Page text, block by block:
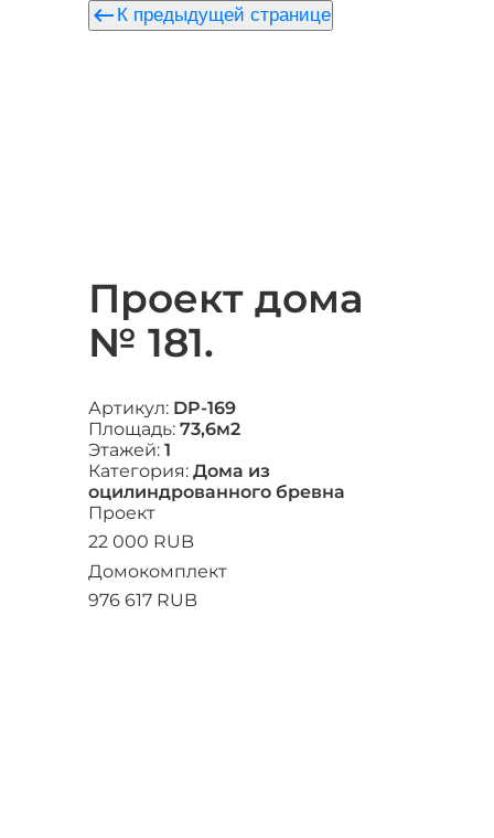
keyboard_backspace К предыдущей странице
Проект дома
№ 181.
Артикул: DP-169
Площадь: 73,6м2
Этажей: 1
Категория: Дома из
оцилиндрованного бревна
Проект
22 000 RUB
Домокомплект
976 617 RUB